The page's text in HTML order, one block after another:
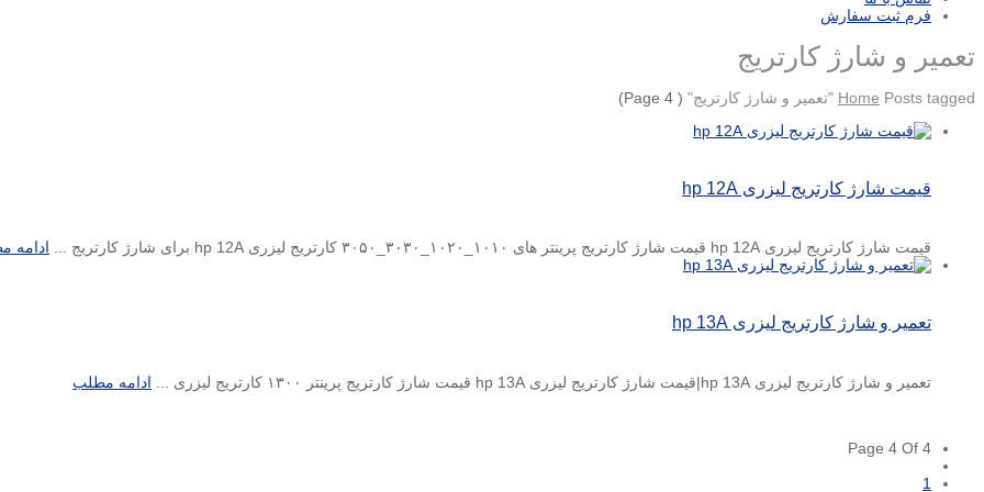
فرم ثبت سفارش
تعمیر و شارژ کارتریج
Home Posts tagged "تعمیر و شارژ کارتریج" ( Page 4)
قیمت شارژ کارتریج لیزری hp 12A
قیمت شارژ کارتریج لیزری hp 12A قیمت شارژ کارتریج پرینتر های ۱۰۱۰_۱۰۲۰_۳۰۳۰_۳۰۵۰ کارتریج لیزری hp 12A برای شارژ کارتریج ... ادامه
تعمیر و شارژ کارتریج لیزری hp 13A
تعمیر و شارژ کارتریج لیزری hp 13A|قیمت شارژ کارتریج لیزری hp 13A قیمت شارژ کارتریج پرینتر ۱۳۰۰ کارتریج لیزری ... ادامه مطلب
Page 4 Of 4
1